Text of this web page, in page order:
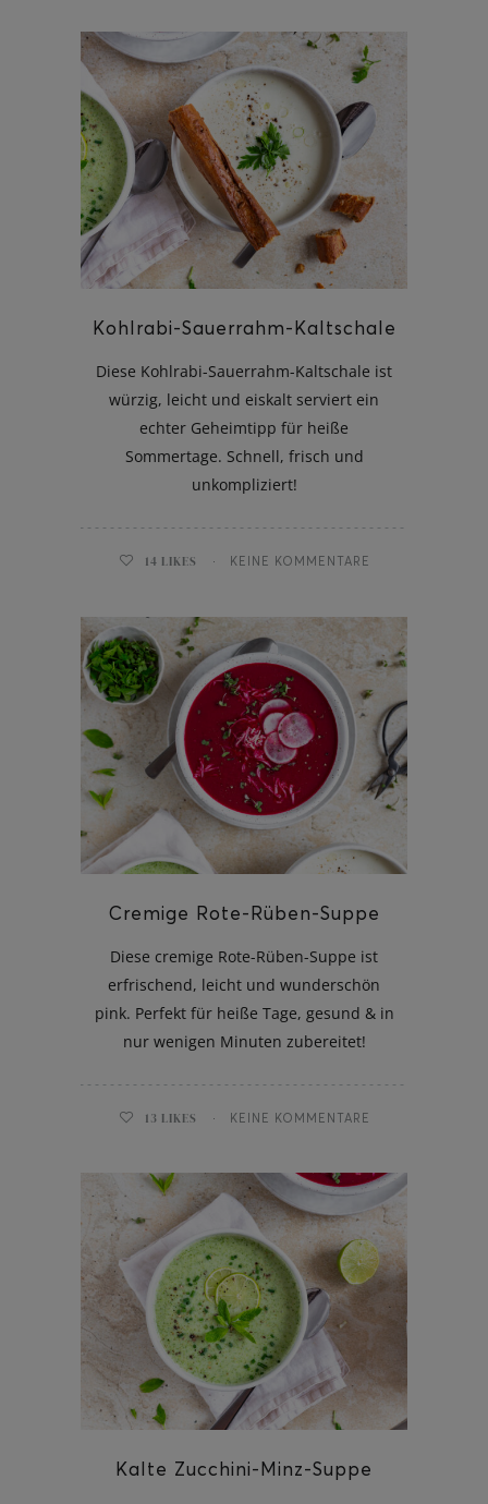
Kohlrabi-Sauerrahm-Kaltschale
Diese Kohlrabi-Sauerrahm-Kaltschale ist
würzig, leicht und eiskalt serviert ein
echter Geheimtipp für heiße
Sommertage. Schnell, frisch und
unkompliziert!
14 LIKES KEINE KOMMENTARE
Cremige Rote-Rüben-Suppe
Diese cremige Rote-Rüben-Suppe ist
erfrischend, leicht und wunderschön
pink. Perfekt für heiße Tage, gesund & in
nur wenigen Minuten zubereitet!
13 LIKES KEINE KOMMENTARE
Kalte Zucchini-Minz-Suppe